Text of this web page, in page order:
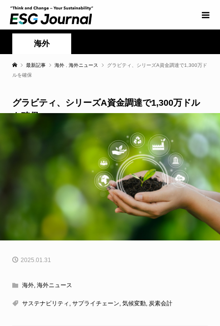
海外
最新記事 海外 海外ニュース
グラビティ、シリーズA資金調達で1,300万ド
ルを確保
グラビティ、シリーズA資金調達で1,300万ドル
を確保
2025.01.31
海外, 海外ニュース
サステナビリティ , サプライチェーン, 気候変動, 炭素会計